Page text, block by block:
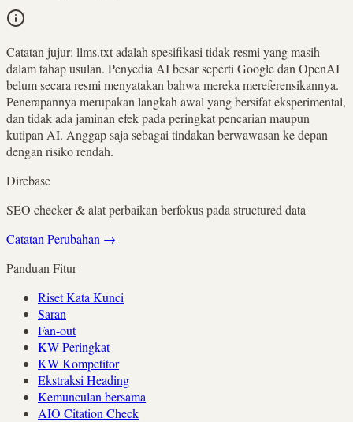
Catatan jujur: llms.txt adalah spesifikasi tidak resmi yang masih
dalam tahap usulan. Penyedia AI besar seperti Google dan OpenAI
belum secara resmi menyatakan bahwa mereka mereferensikannya.
Penerapannya merupakan langkah awal yang bersifat eksperimental,
dan tidak ada jaminan efek pada peringkat pencarian maupun
kutipan AI. Anggap saja sebagai tindakan berwawasan ke depan
dengan risiko rendah.
Direbase
SEO checker & alat perbaikan berfokus pada structured data
Catatan Perubahan →
Panduan Fitur
Riset Kata Kunci
Saran
Fan-out
KW Peringkat
KW Kompetitor
Ekstraksi Heading
Kemunculan bersama
AIO Citation Check